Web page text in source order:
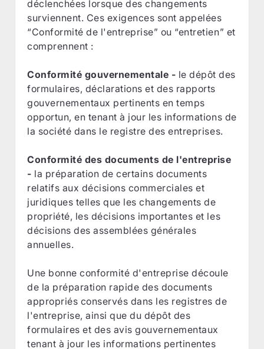
déclenchées lorsque des changements
surviennent. Ces exigences sont appelées
“Conformité de l'entreprise” ou “entretien” et
comprennent :
Conformité gouvernementale - le dépôt des
formulaires, déclarations et des rapports
gouvernementaux pertinents en temps
opportun, en tenant à jour les informations de
la société dans le registre des entreprises.
Conformité des documents de l'entreprise
- la préparation de certains documents
relatifs aux décisions commerciales et
juridiques telles que les changements de
propriété, les décisions importantes et les
décisions des assemblées générales
annuelles.
Une bonne conformité d'entreprise découle
de la préparation rapide des documents
appropriés conservés dans les registres de
l'entreprise, ainsi que du dépôt des
formulaires et des avis gouvernementaux
tenant à jour les informations pertinentes